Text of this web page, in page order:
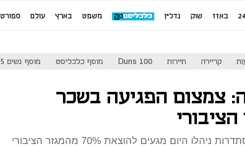
באזז שוק נדל"ן משפט בארץ עולם ספורט
קריירה תיירות Duns 100 מוסף כלכליסט מוסף נשים 2025
צמצום הפגיעה בשכר
האוצר וההסתדרות ניהלו היום מגעים להוצאת 70% מהמגזר הציבורי